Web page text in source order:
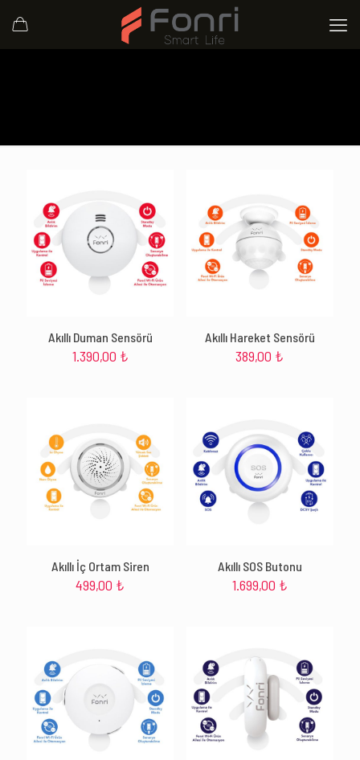
Akıllı Duman Sensörü
1.390,00 ₺
Akıllı Hareket Sensörü
389,00 ₺
Akıllı İç Ortam Siren
499,00 ₺
Akıllı SOS Butonu
1.699,00 ₺